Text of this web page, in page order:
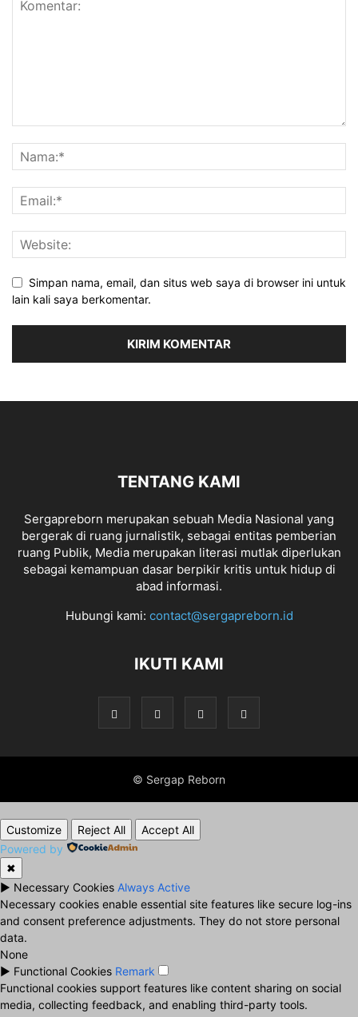
Simpan nama, email, dan situs web saya di browser ini untuk
lain kali saya berkomentar.
TENTANG KAMI
Sergapreborn merupakan sebuah Media Nasional yang
bergerak di ruang jurnalistik, sebagai entitas pemberian
ruang Publik, Media merupakan literasi mutlak diperlukan
sebagai kemampuan dasar berpikir kritis untuk hidup di
abad informasi.
Hubungi kami: contact@sergapreborn.id
IKUTI KAMI
© Sergap Reborn
Customize Reject All
Accept All
Powered by
✖
► Necessary Cookies Always Active
Necessary cookies enable essential site features like secure log-ins
and consent preference adjustments. They do not store personal
data.
None
► Functional Cookies Remark
Functional cookies support features like content sharing on social
media, collecting feedback, and enabling third-party tools.